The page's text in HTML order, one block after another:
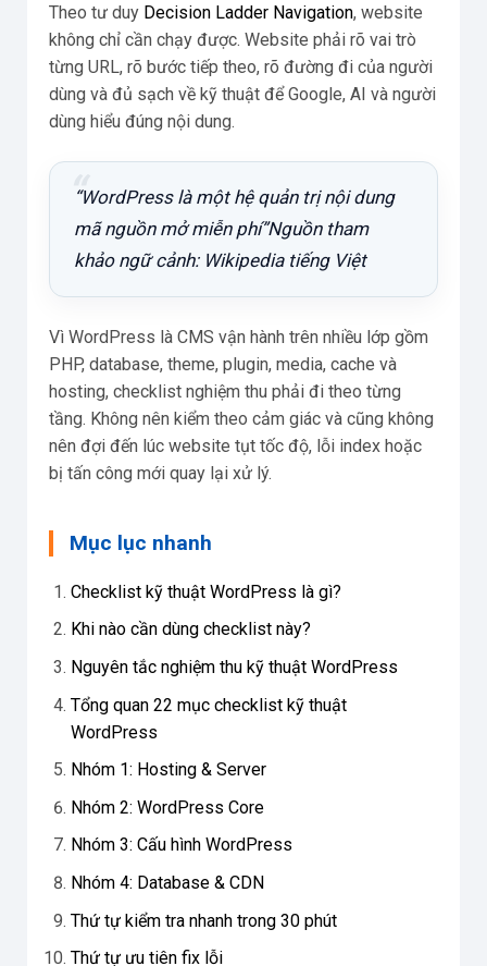
Theo tư duy Decision Ladder Navigation, website
không chỉ cần chạy được. Website phải rõ vai trò
từng URL, rõ bước tiếp theo, rõ đường đi của người
dùng và đủ sạch về kỹ thuật để Google, AI và người
dùng hiểu đúng nội dung.
“WordPress là một hệ quản trị nội dung
mã nguồn mở miễn phí”Nguồn tham
khảo ngữ cảnh: Wikipedia tiếng Việt
Vì WordPress là CMS vận hành trên nhiều lớp gồm
PHP, database, theme, plugin, media, cache và
hosting, checklist nghiệm thu phải đi theo từng
tầng. Không nên kiểm theo cảm giác và cũng không
nên đợi đến lúc website tụt tốc độ, lỗi index hoặc
bị tấn công mới quay lại xử lý.
Mục lục nhanh
Checklist kỹ thuật WordPress là gì?
Khi nào cần dùng checklist này?
Nguyên tắc nghiệm thu kỹ thuật WordPress
Tổng quan 22 mục checklist kỹ thuật
WordPress
Nhóm 1: Hosting & Server
Nhóm 2: WordPress Core
Nhóm 3: Cấu hình WordPress
Nhóm 4: Database & CDN
Thứ tự kiểm tra nhanh trong 30 phút
Thứ tự ưu tiên fix lỗi